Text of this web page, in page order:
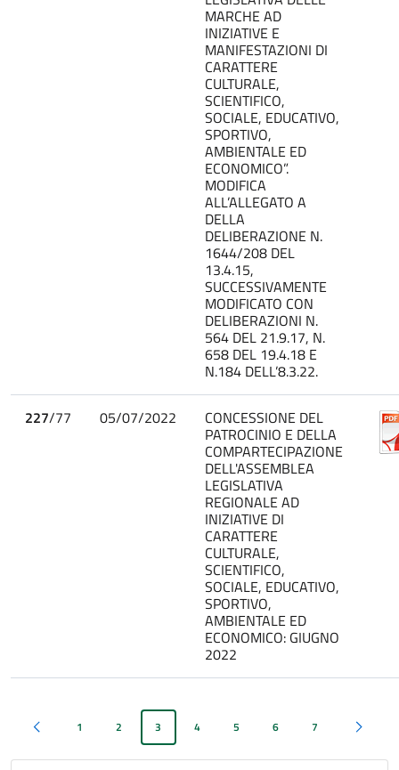
MARCHE AD
INIZIATIVE E
MANIFESTAZIONI DI
CARATTERE
CULTURALE,
SCIENTIFICO,
SOCIALE, EDUCATIVO,
SPORTIVO,
AMBIENTALE ED
ECONOMICO”.
MODIFICA
ALL’ALLEGATO A
DELLA
DELIBERAZIONE N.
1644/208 DEL
13.4.15,
SUCCESSIVAMENTE
MODIFICATO CON
DELIBERAZIONI N.
564 DEL 21.9.17, N.
658 DEL 19.4.18 E
N.184 DELL’8.3.22.
227/77 05/07/2022 CONCESSIONE DEL
PATROCINIO E DELLA
COMPARTECIPAZIONE
DELL'ASSEMBLEA
LEGISLATIVA
REGIONALE AD
INIZIATIVE DI
CARATTERE
CULTURALE,
SCIENTIFICO,
SOCIALE, EDUCATIVO,
SPORTIVO,
AMBIENTALE ED
ECONOMICO: GIUGNO
2022
Pagina precedente
1 2 3 4 5 6 7 Pagina